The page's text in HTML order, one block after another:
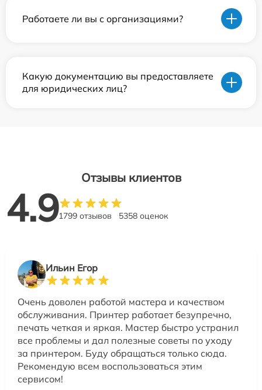
Работаете ли вы с организациями?
Какую документацию вы предоставляете
для юридических лиц?
Отзывы клиентов
4.91799 отзывов 5358 оценок
Ильин Егор
Очень доволен работой мастера и качеством
обслуживания. Принтер работает безупречно,
печать четкая и яркая. Мастер быстро устранил
все проблемы и дал полезные советы по уходу
за принтером. Буду обращаться только сюда.
Рекомендую всем воспользоваться этим
сервисом!